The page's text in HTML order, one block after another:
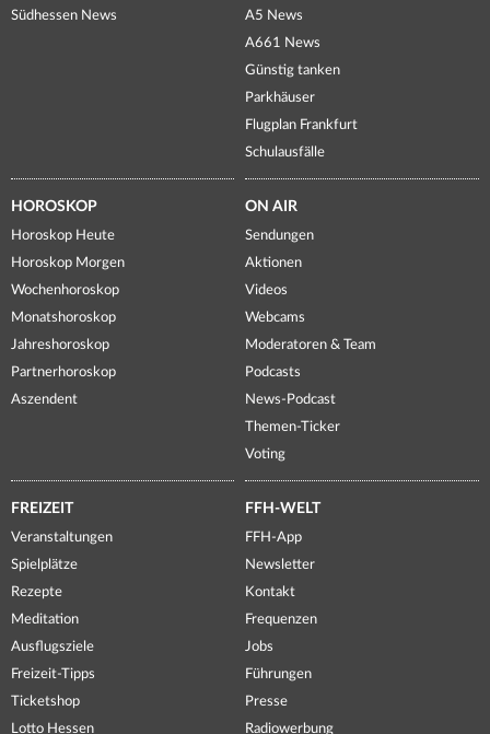
Südhessen News
A5 News
A661 News
Günstig tanken
Parkhäuser
Flugplan Frankfurt
Schulausfälle
HOROSKOP
Horoskop Heute
Horoskop Morgen
Wochenhoroskop
Monatshoroskop
Jahreshoroskop
Partnerhoroskop
Aszendent
ON AIR
Sendungen
Aktionen
Videos
Webcams
Moderatoren & Team
Podcasts
News-Podcast
Themen-Ticker
Voting
FREIZEIT
Veranstaltungen
Spielplätze
Rezepte
Meditation
Ausflugsziele
Freizeit-Tipps
Ticketshop
Lotto Hessen
FFH-WELT
FFH-App
Newsletter
Kontakt
Frequenzen
Jobs
Führungen
Presse
Radiowerbung